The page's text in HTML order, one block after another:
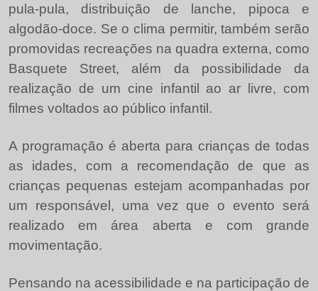
pula-pula, distribuição de lanche, pipoca e
algodão-doce. Se o clima permitir, também serão
promovidas recreações na quadra externa, como
Basquete Street, além da possibilidade da
realização de um cine infantil ao ar livre, com
filmes voltados ao público infantil.
A programação é aberta para crianças de todas
as idades, com a recomendação de que as
crianças pequenas estejam acompanhadas por
um responsável, uma vez que o evento será
realizado em área aberta e com grande
movimentação.
Pensando na acessibilidade e na participação de